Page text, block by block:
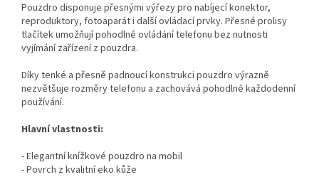
Pouzdro disponuje přesnými výřezy pro nabíjecí konektor,
reproduktory, fotoaparát i další ovládací prvky. Přesné prolisy
tlačítek umožňují pohodlné ovládání telefonu bez nutnosti
vyjímání zařízení z pouzdra.
Díky tenké a přesně padnoucí konstrukci pouzdro výrazně
nezvětšuje rozměry telefonu a zachovává pohodlné každodenní
používání.
Hlavní vlastnosti:
- Elegantní knížkové pouzdro na mobil
- Povrch z kvalitní eko kůže